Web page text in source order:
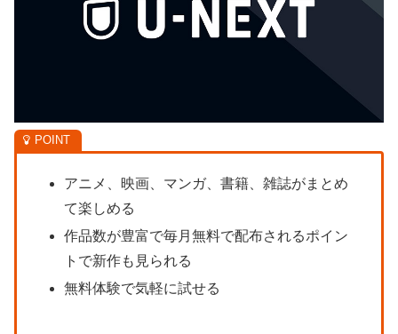
アニメ、映画、マンガ、書籍、雑誌がまとめ
て楽しめる
作品数が豊富で毎月無料で配布されるポイン
トで新作も見られる
無料体験で気軽に試せる